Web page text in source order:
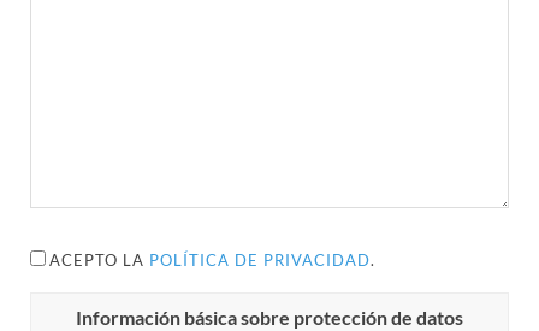
ACEPTO LA POLÍTICA DE PRIVACIDAD.
Información básica sobre protección de datos